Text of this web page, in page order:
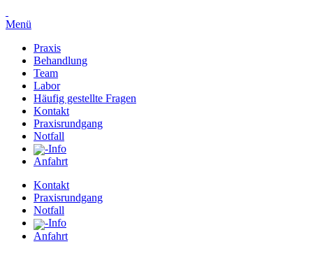
Menü
Praxis
Behandlung
Team
Labor
Häufig gestellte Fragen
Kontakt
Praxisrundgang
Notfall
-Info
Anfahrt
Kontakt
Praxisrundgang
Notfall
-Info
Anfahrt